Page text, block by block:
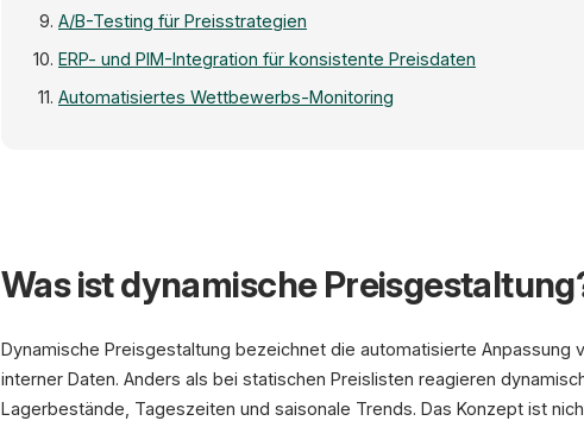
A/B-Testing für Preisstrategien
ERP- und PIM-Integration für konsistente Preisdaten
Automatisiertes Wettbewerbs-Monitoring
Was ist dynamische
Dynamische Preisgestaltung bezeichnet die automatisierte Anpassung
interner Daten. Anders als bei statischen Preislisten reagieren
Lagerbestände, Tageszeiten und saisonale Trends. Das Konzept ist